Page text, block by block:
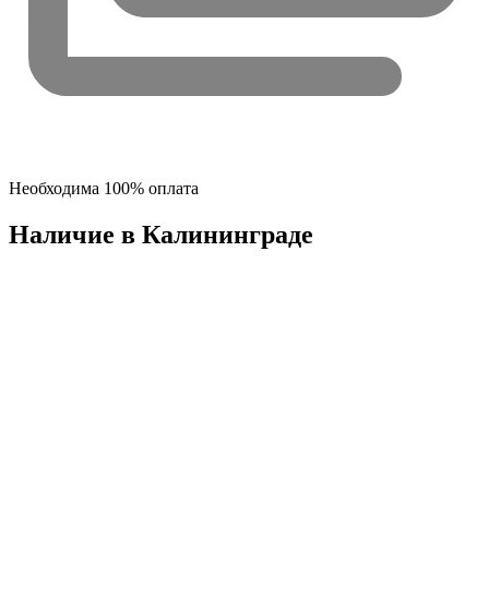
Необходима 100% оплата
Наличие в Калининградe